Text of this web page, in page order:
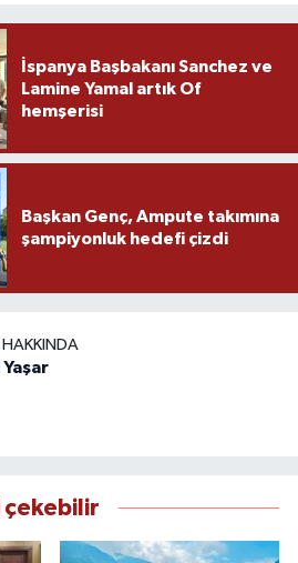
İspanya Başbakanı Sanchez ve
Lamine Yamal artık Of
hemşerisi
Başkan Genç, Ampute takımına
şampiyonluk hedefi çizdi
HAKKINDA
çekebilir